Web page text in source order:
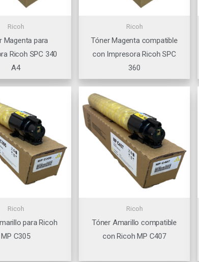
Ricoh
Magenta para
Ricoh SPC 340
A4
Ricoh
Tóner Magenta compatible
con Impresora Ricoh SPC
360
Ricoh
para Ricoh
MP C305
Ricoh
Tóner Amarillo compatible
con Ricoh MP C407